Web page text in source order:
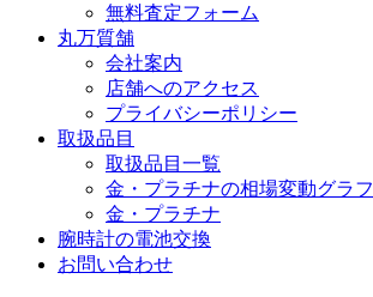
無料査定フォーム
丸万質舗
会社案内
店舗へのアクセス
プライバシーポリシー
取扱品目
取扱品目一覧
金・プラチナの相場変動グラフ
金・プラチナ
腕時計の電池交換
お問い合わせ